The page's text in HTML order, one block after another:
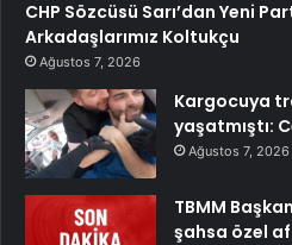
CHP Sözcüsü Sarı’dan Yeni
Arkadaşlarımız Koltukçu
Ağustos 7, 2026
Kargocuya
yaşatmıştı:
Ağustos 7, 2026
TBMM
şahsa özel